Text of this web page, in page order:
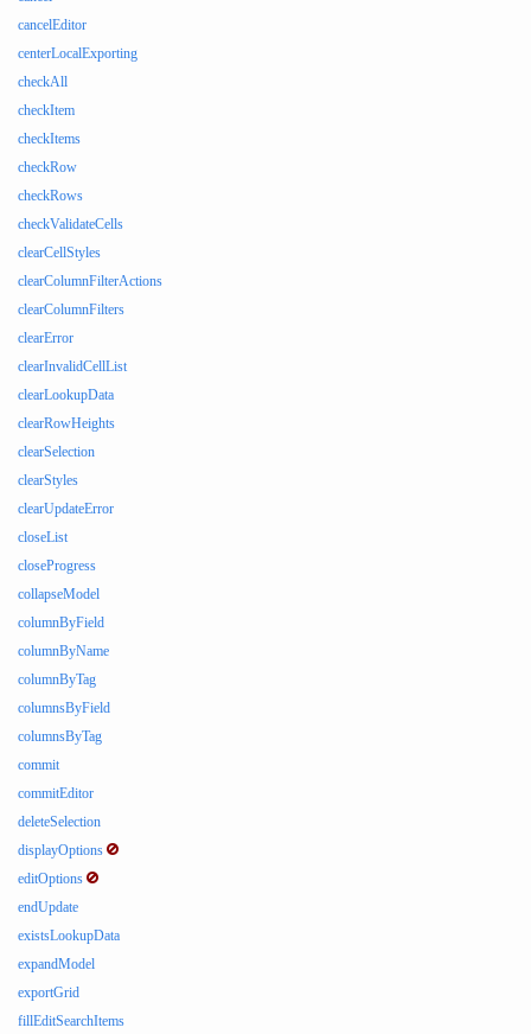
cancelEditor
centerLocalExporting
checkAll
checkItem
checkItems
checkRow
checkRows
checkValidateCells
clearCellStyles
clearColumnFilterActions
clearColumnFilters
clearError
clearInvalidCellList
clearLookupData
clearRowHeights
clearSelection
clearStyles
clearUpdateError
closeList
closeProgress
collapseModel
columnByField
columnByName
columnByTag
columnsByField
columnsByTag
commit
commitEditor
deleteSelection
displayOptions
editOptions
endUpdate
existsLookupData
expandModel
exportGrid
fillEditSearchItems